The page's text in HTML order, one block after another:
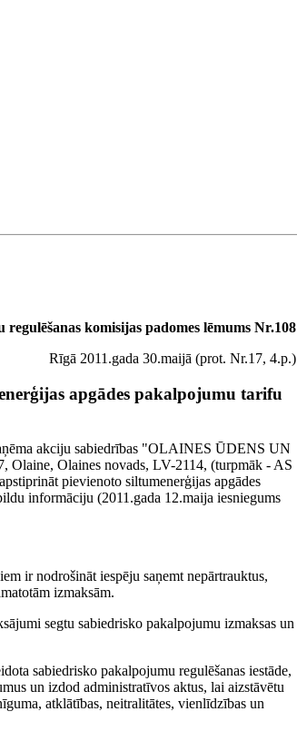
komisijas padomes lēmums Nr.108
Rīgā 2011.gada 30.maijā (prot. Nr.17, 4.p.)
apgādes pakalpojumu tarifu
akciju sabiedrības "OLAINES ŪDENS UN
Olaine, Olaines novads, LV-2114, (turpmāk - AS
pievienoto siltumenerģijas apgādes
informāciju (2011.gada 12.maija iesniegums
ir nodrošināt iespēju saņemt nepārtrauktus,
izmaksām.
segtu sabiedrisko pakalpojumu izmaksas un
sabiedrisko pakalpojumu regulēšanas iestāde,
un izdod administratīvos aktus, lai aizstāvētu
atklātības, neitralitātes, vienlīdzības un